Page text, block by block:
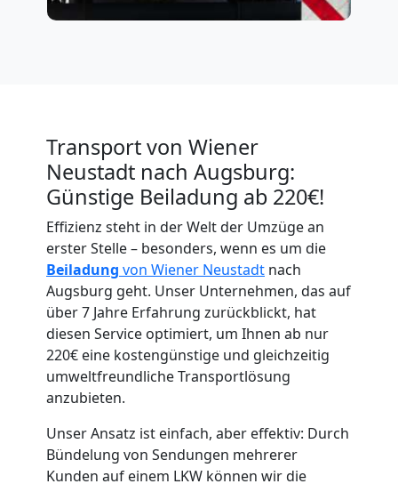
Transport von Wiener
Neustadt nach Augsburg:
Günstige Beiladung ab 220€!
Effizienz steht in der Welt der Umzüge an
erster Stelle – besonders, wenn es um die
Beiladung von Wiener Neustadt nach
Augsburg geht. Unser Unternehmen, das auf
über 7 Jahre Erfahrung zurückblickt, hat
diesen Service optimiert, um Ihnen ab nur
220€ eine kostengünstige und gleichzeitig
umweltfreundliche Transportlösung
anzubieten.
Unser Ansatz ist einfach, aber effektiv: Durch
Bündelung von Sendungen mehrerer
Kunden auf einem LKW können wir die
Umzugshelfer
Wiener
Neustadt
Möbeltaxi
Wiener
Neustadt